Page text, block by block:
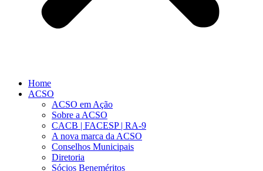
Home
ACSO
ACSO em Ação
Sobre a ACSO
CACB | FACESP | RA-9
A nova marca da ACSO
Conselhos Municipais
Diretoria
Sócios Beneméritos